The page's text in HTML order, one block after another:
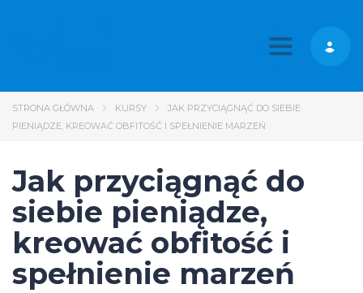
Toggle
STRONA GŁÓWNA KURSY
JAK PRZYCIĄGNĄĆ DO SIEBIE
PIENIĄDZE, KREOWAĆ OBFITOŚĆ I SPEŁNIENIE MARZEŃ
Jak przyciągnąć do
siebie pieniądze,
kreować obfitość i
spełnienie marzeń